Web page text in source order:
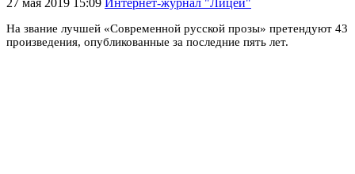
На звание лучшей «Современной русской прозы» претендуют 43
произведения, опубликованные за последние пять лет.